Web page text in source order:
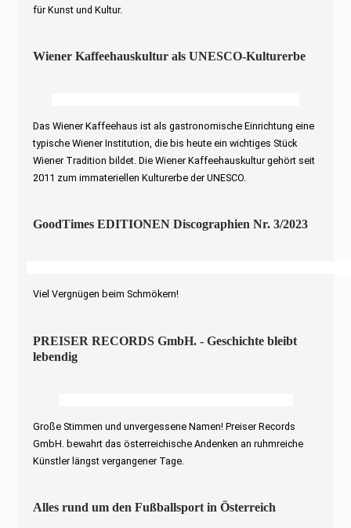
für Kunst und Kultur.
Wiener Kaffeehauskultur als UNESCO-Kulturerbe
Das Wiener Kaffeehaus ist als gastronomische Einrichtung eine
typische Wiener Institution, die bis heute ein wichtiges Stück
Wiener Tradition bildet. Die Wiener Kaffeehauskultur gehört seit
2011 zum immateriellen Kulturerbe der UNESCO.
GoodTimes EDITIONEN Discographien Nr. 3/2023
Viel Vergnügen beim Schmökern!
PREISER RECORDS GmbH. - Geschichte bleibt
lebendig
Große Stimmen und unvergessene Namen! Preiser Records
GmbH. bewahrt das österreichische Andenken an ruhmreiche
Künstler längst vergangener Tage.
Alles rund um den Fußballsport in Österreich